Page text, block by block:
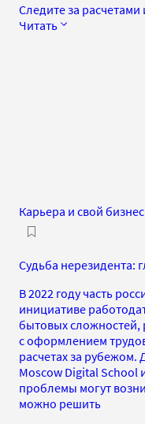
Следите за
Читать
Карьера и свой бизнес
Судьба нерезидента:
В 2022 году часть
инициативе
бытовых сложностей,
с оформлением
расчетах за
Moscow Digital School
проблемы могут
можно решить